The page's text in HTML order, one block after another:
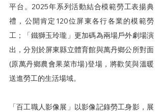
平台。2025年系列活動結合模範勞工表揚典
禮，公開肯定120位屏東各行各業的模範勞
工；「鐵獅玉玲瓏」更加碼為兩場戶外劇場演
出，分別於屏東縣立體育館與萬丹鄉公所對面
(原萬丹鄉農會果菜市場)登場，將歡笑與溫暖
送進勞工的生活場域。
「百工職人影像展」以影像記錄勞工身影，展